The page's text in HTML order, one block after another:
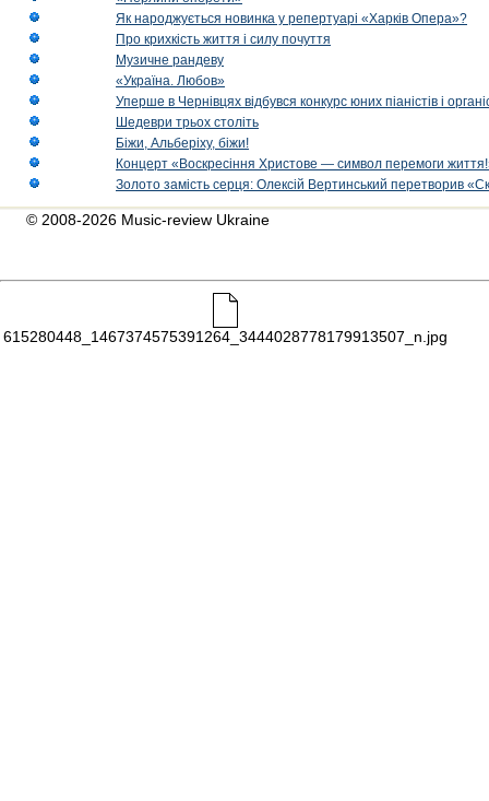
Як народжується новинка у репертуарі «Харків Опера»?
Про крихкість життя і силу почуття
Музичне рандеву
«Україна. Любов»
Уперше в Чернівцях відбувся конкурс юних піаністів і
Шедеври трьох століть
Біжи, Альберіху, біжи!
Концерт «Воскресіння Христове — символ перемоги
Золото замість серця: Олексій Вертинський перетворив
© 2008-2026 Music-review Ukraine
615280448_1467374575391264_3444028778179913507_n.jpg